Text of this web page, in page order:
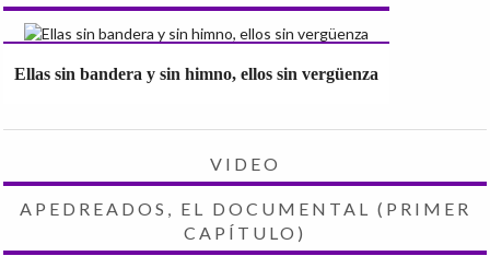
Ellas sin bandera y sin himno, ellos sin vergüenza
VIDEO
APEDREADOS, EL DOCUMENTAL (PRIMER
CAPÍTULO)